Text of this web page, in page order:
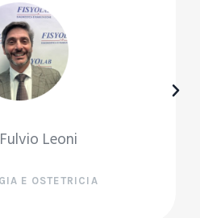
Leoni
E OSTETRICIA